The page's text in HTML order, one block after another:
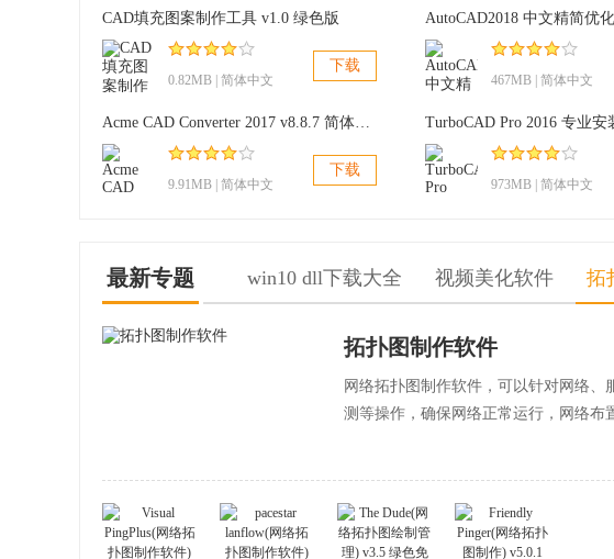
CAD填充图案制作工具 v1.0 绿色版
0.82MB | 简体中文
下载
467MB | 简体中文
Acme CAD Converter 2017 v8.8.7 简体中文版
9.91MB | 简体中文
下载
TurboCAD Pro 2016 专业安
973MB | 简体中文
最新专题 win10 dll下载大全 视频美化软件 拓
拓扑图制作软件
网络拓扑图制作软件，可以针对网络
测等操作，确保网络正常运行，网络布